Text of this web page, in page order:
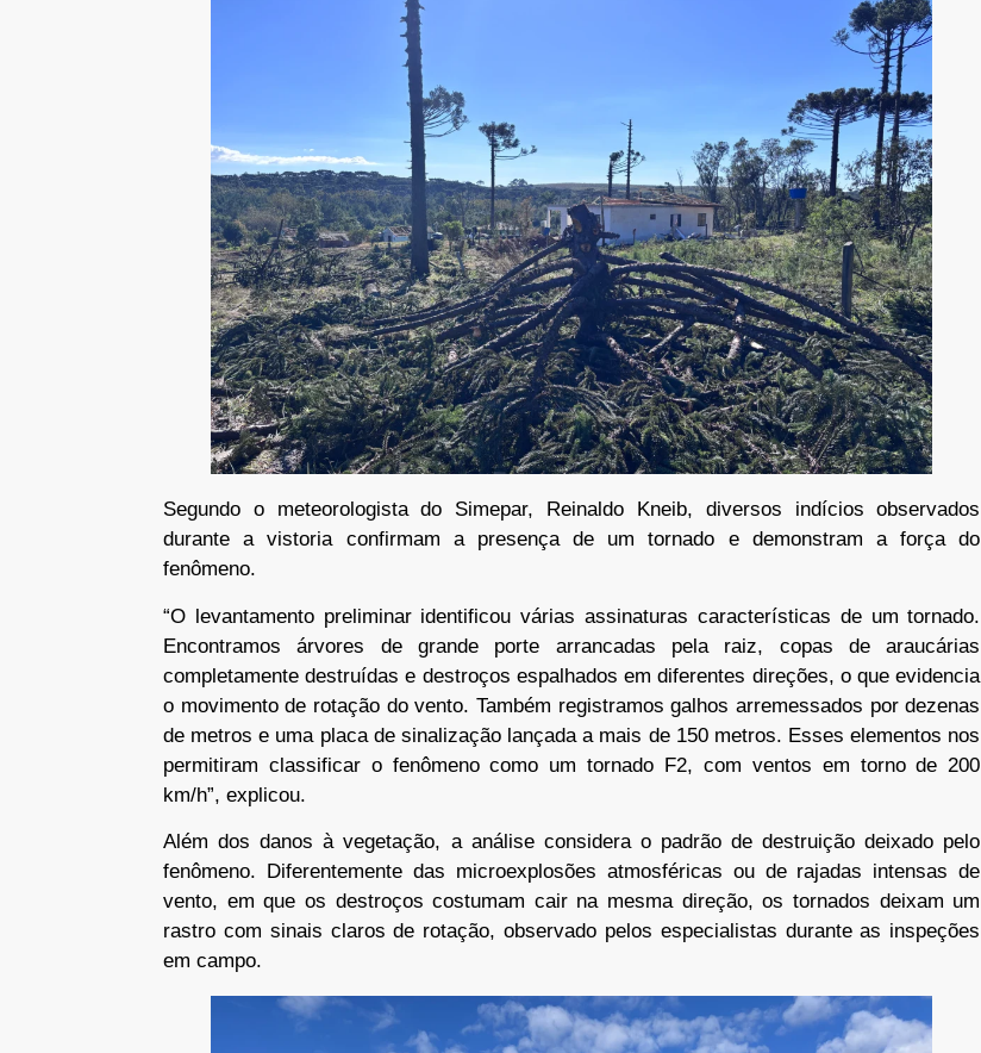
Segundo o meteorologista do Simepar, Reinaldo Kneib, diversos indícios observados
durante a vistoria confirmam a presença de um tornado e demonstram a força do
fenômeno.
“O levantamento preliminar identificou várias assinaturas características de um tornado.
Encontramos árvores de grande porte arrancadas pela raiz, copas de araucárias
completamente destruídas e destroços espalhados em diferentes direções, o que evidencia
o movimento de rotação do vento. Também registramos galhos arremessados por dezenas
de metros e uma placa de sinalização lançada a mais de 150 metros. Esses elementos nos
permitiram classificar o fenômeno como um tornado F2, com ventos em torno de 200
km/h”, explicou.
Além dos danos à vegetação, a análise considera o padrão de destruição deixado pelo
fenômeno. Diferentemente das microexplosões atmosféricas ou de rajadas intensas de
vento, em que os destroços costumam cair na mesma direção, os tornados deixam um
rastro com sinais claros de rotação, observado pelos especialistas durante as inspeções
em campo.